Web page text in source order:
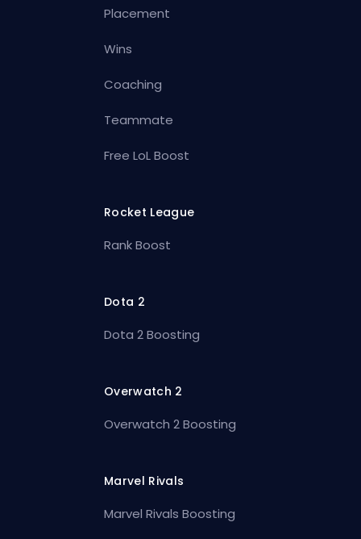
Placement
Wins
Coaching
Teammate
Free LoL Boost
Rocket League
Rank Boost
Dota 2
Dota 2 Boosting
Overwatch 2
Overwatch 2 Boosting
Marvel Rivals
Marvel Rivals Boosting